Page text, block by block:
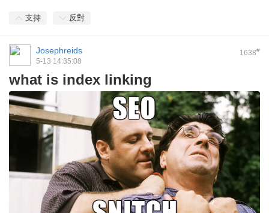
支持 反對
1638#
Josephreids
5-13 14:35:08
what is index linking